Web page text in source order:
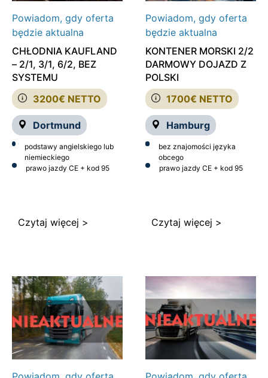
Powiadom, gdy oferta
będzie aktualna
3200€ NETTO
Dortmund
CHŁODNIA KAUFLAND
– 2/1, 3/1, 6/2, BEZ
SYSTEMU
podstawy angielskiego lub
niemieckiego
prawo jazdy CE + kod 95
Czytaj więcej >
Powiadom, gdy oferta
będzie aktualna
1700€ NETTO
Hamburg
KONTENER MORSKI 2/2
DARMOWY DOJAZD Z
POLSKI
bez znajomości języka
obcego
prawo jazdy CE + kod 95
Czytaj więcej >